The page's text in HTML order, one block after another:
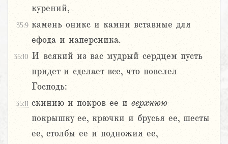
курений,
35:9 камень оникс и камни вставные для
ефода и наперсника.
35:10 И всякий из вас мудрый сердцем пусть
придет и сделает все, что повелел
Господь:
35:11 скинию и покров ее и верхнюю
покрышку ее, крючки и брусья ее, шесты
ее, столбы ее и подножия ее,